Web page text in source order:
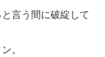
言う間に破綻して
。